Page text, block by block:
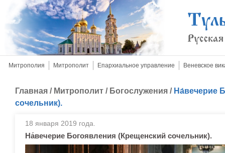
Митрополия Митрополит Епархиальное управление Веневское
Главная / Митрополит / Богослужения / На́вечерие
сочельник).
18 января 2019 года.
На́вечерие Богоявления (Крещенский сочельник).